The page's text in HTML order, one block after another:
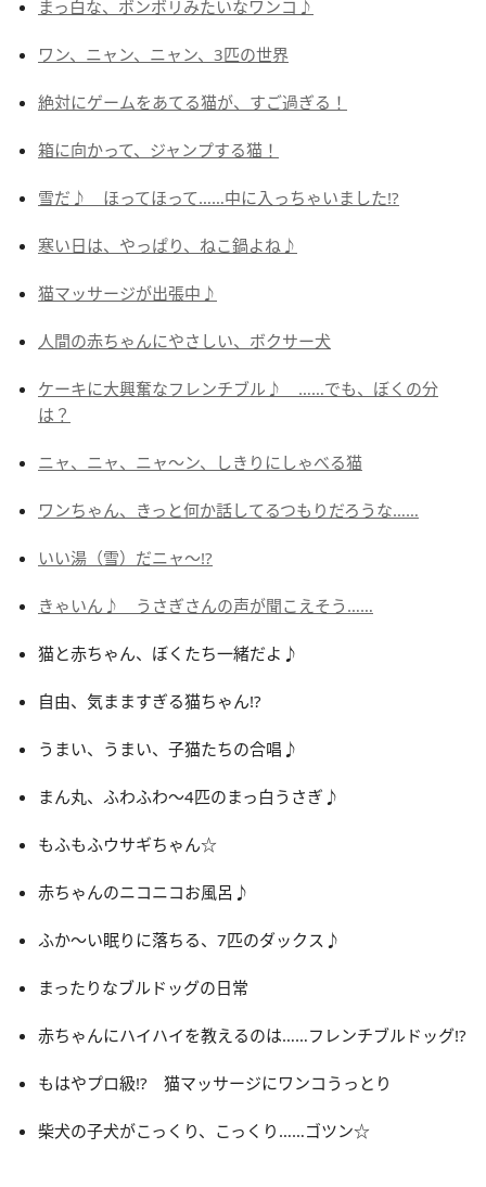
まっ白な、ボンボリみたいなワンコ♪
ワン、ニャン、ニャン、3匹の世界
絶対にゲームをあてる猫が、すご過ぎる！
箱に向かって、ジャンプする猫！
雪だ♪ ほってほって……中に入っちゃいました!?
寒い日は、やっぱり、ねこ鍋よね♪
猫マッサージが出張中♪
人間の赤ちゃんにやさしい、ボクサー犬
ケーキに大興奮なフレンチブル♪ ……でも、ぼくの分
は？
ニャ、ニャ、ニャ～ン、しきりにしゃべる猫
ワンちゃん、きっと何か話してるつもりだろうな……
いい湯（雪）だニャ～!?
きゃいん♪ うさぎさんの声が聞こえそう……
猫と赤ちゃん、ぼくたち一緒だよ♪
自由、気まますぎる猫ちゃん!?
うまい、うまい、子猫たちの合唱♪
まん丸、ふわふわ～4匹のまっ白うさぎ♪
もふもふウサギちゃん☆
赤ちゃんのニコニコお風呂♪
ふか～い眠りに落ちる、7匹のダックス♪
まったりなブルドッグの日常
赤ちゃんにハイハイを教えるのは……フレンチブルドッグ!?
もはやプロ級!? 猫マッサージにワンコうっとり
柴犬の子犬がこっくり、こっくり……ゴツン☆